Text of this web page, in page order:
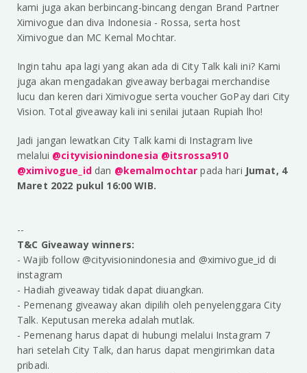
kami juga akan berbincang-bincang dengan Brand Partner
Ximivogue dan diva Indonesia - Rossa, serta host
Ximivogue dan MC Kemal Mochtar.
Ingin tahu apa lagi yang akan ada di City Talk kali ini? Kami
juga akan mengadakan giveaway berbagai merchandise
lucu dan keren dari Ximivogue serta voucher GoPay dari City
Vision. Total giveaway kali ini senilai jutaan Rupiah lho!
Jadi jangan lewatkan City Talk kami di Instagram live
melalui @cityvisionindonesia @itsrossa910
@ximivogue_iddan @kemalmochtar pada hari Jumat, 4
Maret 2022 pukul 16:00 WIB.
--
T&C Giveaway winners:
- Wajib follow @cityvisionindonesia and @ximivogue_id di
instagram
- Hadiah giveaway tidak dapat diuangkan.
- Pemenang giveaway akan dipilih oleh penyelenggara City
Talk. Keputusan mereka adalah mutlak.
- Pemenang harus dapat di hubungi melalui Instagram 7
hari setelah City Talk, dan harus dapat mengirimkan data
pribadi.